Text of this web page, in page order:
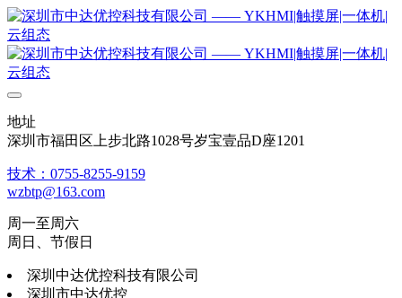
地址
深圳市福田区上步北路1028号岁宝壹品D座1201
技术：0755-8255-9159
wzbtp@163.com
周一至周六
周日、节假日
深圳中达优控科技有限公司
深圳市中达优控